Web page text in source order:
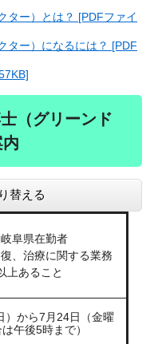
ター）とは？ [PDFファイ
ター）になるには？ [PDF
（グリーンド
替える
阜県在勤者
、治療に関する業務
上あること
から7月24日（金曜
午後5時まで）